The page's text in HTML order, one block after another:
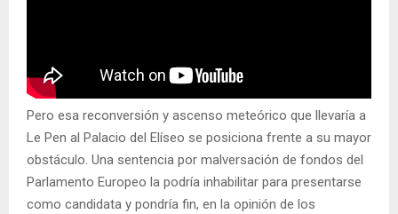
Pero esa reconversión y ascenso meteórico que llevaría a
Le Pen al Palacio del Elíseo se posiciona frente a su mayor
obstáculo. Una sentencia por malversación de fondos del
Parlamento Europeo la podría inhabilitar para presentarse
como candidata y pondría fin, en la opinión de los